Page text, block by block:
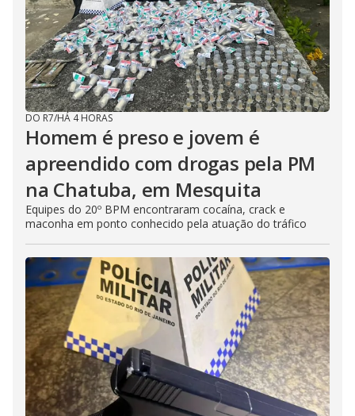
DO R7/HÁ 4 HORAS
Homem é preso e jovem é
apreendido com drogas pela PM
na Chatuba, em Mesquita
Equipes do 20º BPM encontraram cocaína, crack e
maconha em ponto conhecido pela atuação do tráfico